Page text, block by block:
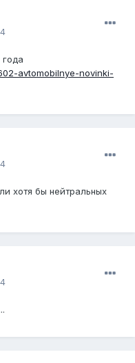
avtomobilnye-novinki-
хотя бы нейтральных